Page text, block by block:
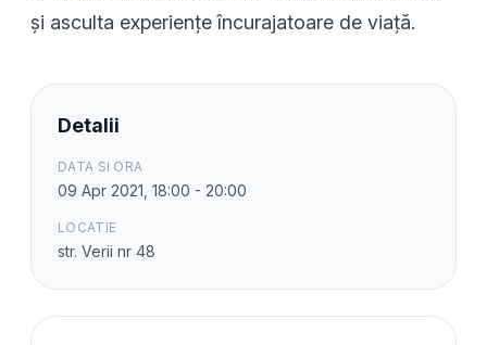
și asculta experiențe încurajatoare de viață.
Detalii
DATA SI ORA
09 Apr 2021, 18:00 - 20:00
LOCATIE
str. Verii nr 48